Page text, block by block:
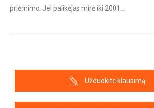
priėmimo. Jei palikėjas mirė iki 2001…
Užduokite klausimą